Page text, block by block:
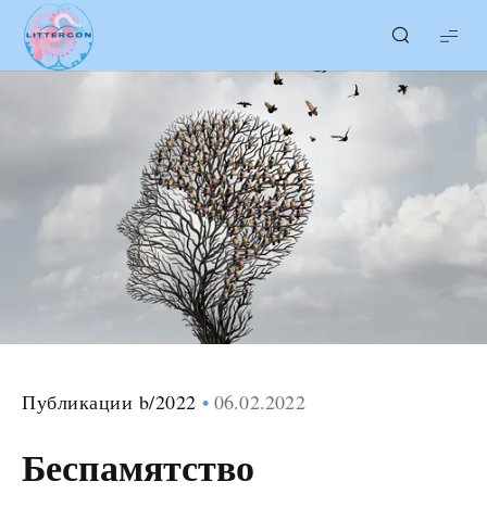
LITTERcon
Публикации b/2022 06.02.2022
Беспамятство